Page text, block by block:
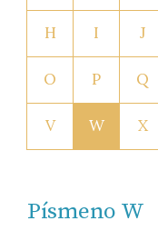
H I J
O P Q
V W X
Písmeno W